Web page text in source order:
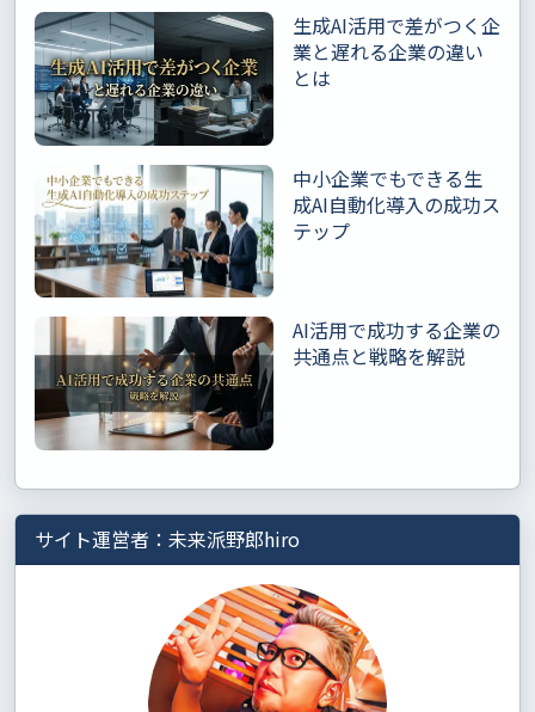
生成AI活用で差がつく企
業と遅れる企業の違い
とは
中小企業でもできる生
成AI自動化導入の成功ス
テップ
AI活用で成功する企業の
共通点と戦略を解説
サイト運営者：未来派野郎hiro